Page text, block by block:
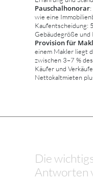
Pauschalhonorar
wie eine
Kaufentscheidung:
Gebäudegröße und
Provision für
einem Makler liegt
zwischen 3–7 %
Käufer und
Nettokaltmieten
Die
Antworten